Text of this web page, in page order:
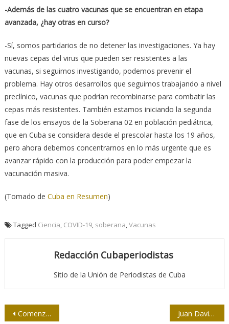
-Además de las cuatro vacunas que se encuentran en etapa
avanzada, ¿hay otras en curso?
-Sí, somos partidarios de no detener las investigaciones. Ya hay
nuevas cepas del virus que pueden ser resistentes a las
vacunas, si seguimos investigando, podemos prevenir el
problema. Hay otros desarrollos que seguimos trabajando a nivel
preclínico, vacunas que podrían recombinarse para combatir las
cepas más resistentes. También estamos iniciando la segunda
fase de los ensayos de la Soberana 02 en población pediátrica,
que en Cuba se considera desde el prescolar hasta los 19 años,
pero ahora debemos concentrarnos en lo más urgente que es
avanzar rápido con la producción para poder empezar la
vacunación masiva.
(Tomado de Cuba en Resumen)
Tagged Ciencia COVID-19, soberana Vacunas
Redacción Cubaperiodistas
Sitio de la Unión de Periodistas de Cuba
Navegación
Comenzó proceso de fabricación industrial de Abdala, candidato vacunal cubano anti COVID-19 Juan David: 110 razones para un homenaje